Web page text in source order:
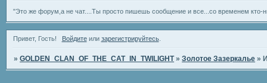
"Это же форум,а не чат....Ты просто пишешь сообщение и все...со временем
Привет, Гость! Войдитеили зарегистрируйтесь.
»GOLDEN_CLAN_OF_THE_CAT_IN_TWILIGHT »Золотое Зазеркалье »